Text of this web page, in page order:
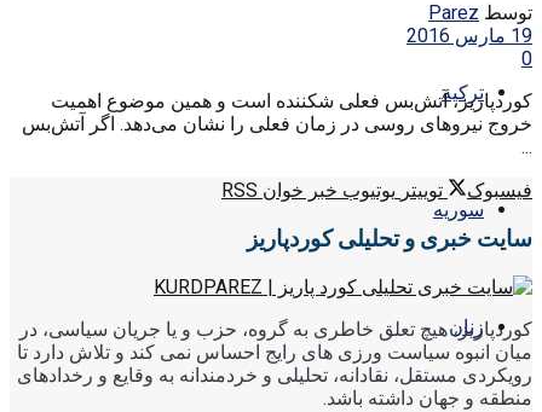
ترکیه
سوریه
زنان
توسط Parez
19 مارس 2016
0
کوردپاریز، آتش‌بس فعلی شکننده است و همین موضوع اهمیت
خروج نیروهای روسی در زمان فعلی را نشان می‌دهد. اگر آتش‌بس
...
فیسبوک
توییتر یوتیوب خبر خوان RSS
سایت خبری و تحلیلی کوردپاریز
کوردپاریز، هیچ تعلق خاطری به گروه، حزب و یا جریان سیاسی، در
میان انبوه سیاست ورزی های رایج احساس نمی کند و تلاش دارد تا
رویکردی مستقل، نقادانه، تحلیلی و خردمندانه به وقایع و رخدادهای
منطقه و جهان داشته باشد.